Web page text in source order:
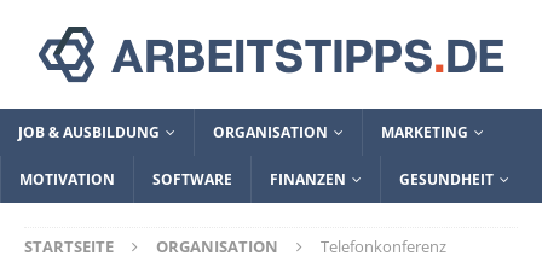
JOB & AUSBILDUNG ORGANISATION MARKETING
MOTIVATION SOFTWARE FINANZEN GESUNDHEIT
STARTSEITE ORGANISATION
Telefonkonferenz